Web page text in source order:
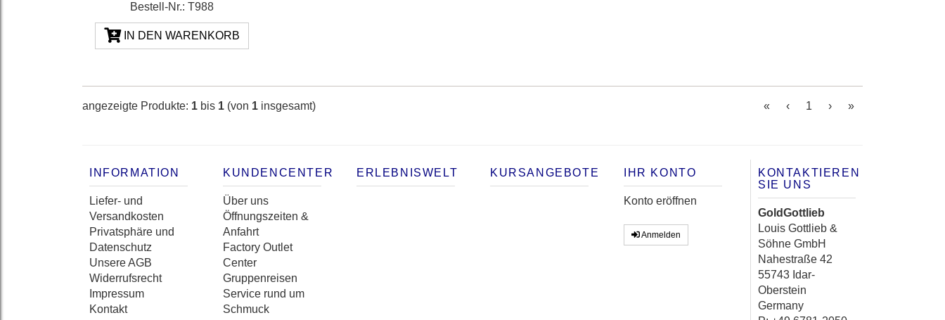
Bestell-Nr.: T988
IN DEN WARENKORB
angezeigte Produkte: 1 bis 1 (von 1 insgesamt) « ‹ 1 (current)
› »
INFORMATION
Liefer- und
Versandkosten
Privatsphäre und
Datenschutz
Unsere AGB
Widerrufsrecht
Impressum
Kontakt
KUNDENCENTER
Über uns
Öffnungszeiten &
Anfahrt
Factory Outlet
Center
Gruppenreisen
Service rund um
Schmuck
ERLEBNISWELT KURSANGEBOTE IHR KONTO
Konto eröffnen
Anmelden
KONTAKTIEREN
SIE UNS
GoldGottlieb
Louis Gottlieb &
Söhne GmbH
Nahestraße 42
55743 Idar-
Oberstein
Germany